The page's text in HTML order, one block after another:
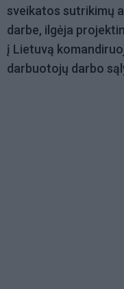
sveikatos sutrikimų
darbe, ilgėja
į Lietuvą
darbuotojų darbo